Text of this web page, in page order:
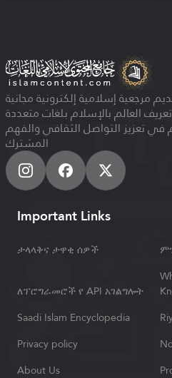
إسلامية إلكترونية مجانية
العالم بالإسلام بلغات متعددة
في تعزيز التواصل الثقافي والفهم
المشترك
Important Links
ታላላቅና ታዋቂ ሰዎች
ለፕሮግራመሮች የ API አገልግሎት
Saadi Islam Encyclopedia
Privacy policy
About Us